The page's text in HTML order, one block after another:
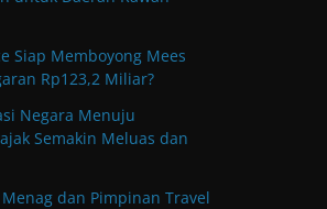
Siap Memboyong Mees
Rp123,2 Miliar?
Negara Menuju
Semakin Meluas dan
dan Pimpinan Travel